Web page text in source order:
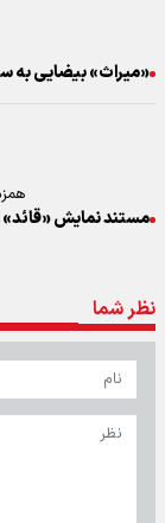
«میراث» بیضایی به
مستند نمایش
نظر شما